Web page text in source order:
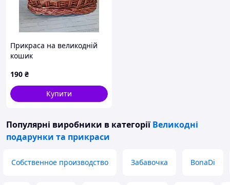
Прикраса на великодній
кошик
190 ₴
Купити
Популярні виробники в категорії Великодні
подарунки та прикраси
Собственное производство Забавочка BonaDi